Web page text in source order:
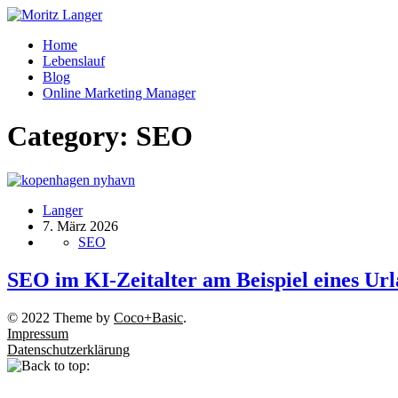
Home
Lebenslauf
Blog
Online Marketing Manager
Category: SEO
Langer
7. März 2026
SEO
SEO im KI-Zeitalter am Beispiel eines
© 2022 Theme by Coco+Basic.
Impressum
Datenschutzerklärung